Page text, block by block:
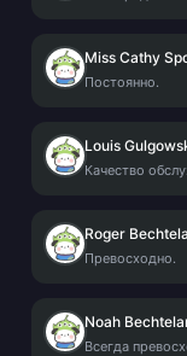
Miss Cathy
Постоянно.
Louis
Качество
Roger
Превосходно.
Noah
Всегда